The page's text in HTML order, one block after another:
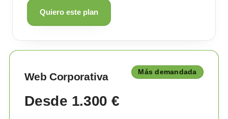
Quiero este plan
Web Corporativa Más demandada
Desde 1.300 €